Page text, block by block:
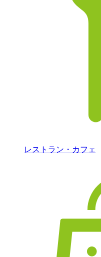
レストラン・カフェ